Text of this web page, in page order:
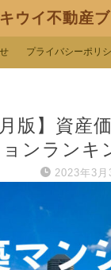
キウイ不動産
プライバシーポリ
版】資産
ンランキ
2023年3月